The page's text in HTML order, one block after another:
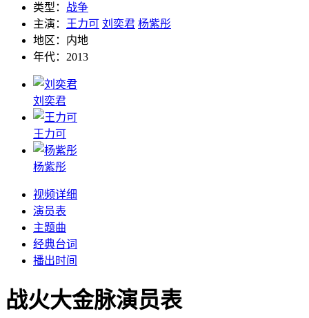
类型： 战争
主演：
王力可 刘奕君 杨紫彤
地区： 内地
年代： 2013
刘奕君
王力可
杨紫彤
视频详细
演员表
主题曲
经典台词
播出时间
战火大金脉演员表